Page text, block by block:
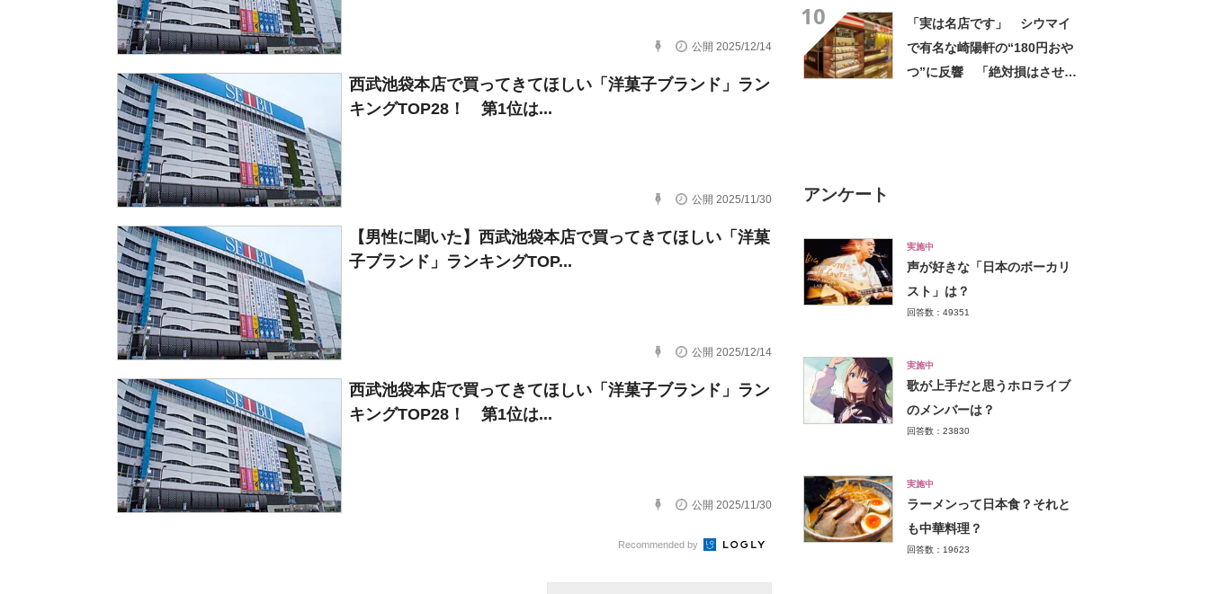
公開 2025/12/14
西武池袋本店で買ってきてほしい「洋菓子ブランド」ラン
キングTOP28！ 第1位は...
公開 2025/11/30
【男性に聞いた】西武池袋本店で買ってきてほしい「洋菓
子ブランド」ランキングTOP...
公開 2025/12/14
西武池袋本店で買ってきてほしい「洋菓子ブランド」ラン
キングTOP28！ 第1位は...
公開 2025/11/30
Recommended by
10
「実は名店です」 シウマイ
で有名な崎陽軒の“180円おや
つ”に反響 「絶対損はさせな
アンケート
実施中
声が好きな「日本のボーカリ
スト」は？
回答数：49351
実施中
歌が上手だと思うホロライブ
のメンバーは？
回答数：23830
実施中
ラーメンって日本食？それと
も中華料理？
回答数：19623